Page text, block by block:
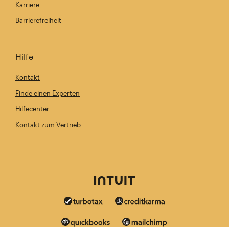
Karriere
Barrierefreiheit
Hilfe
Kontakt
Finde einen Experten
Hilfecenter
Kontakt zum Vertrieb